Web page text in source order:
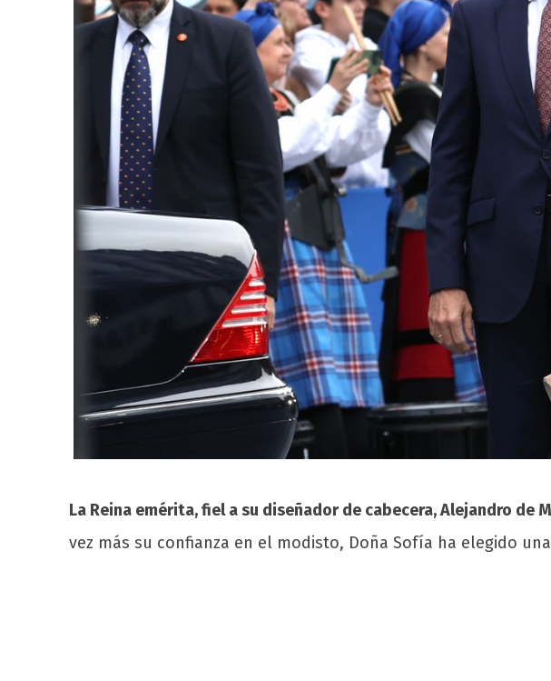
La Reina emérita, fiel a su diseñador de cabecera, Alejandro
vez más su confianza en el modisto, Doña Sofía ha elegido